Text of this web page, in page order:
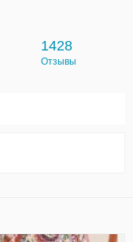
1428
Отзывы